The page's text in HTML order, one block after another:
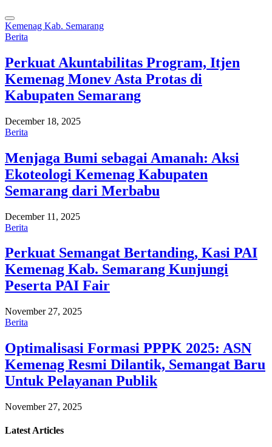
Kemenag Kab. Semarang
Berita
Perkuat Akuntabilitas Program, Itjen
Kemenag Monev Asta Protas di
Kabupaten Semarang
December 18, 2025
Berita
Menjaga Bumi sebagai Amanah: Aksi
Ekoteologi Kemenag Kabupaten
Semarang dari Merbabu
December 11, 2025
Berita
Perkuat Semangat Bertanding, Kasi PAI
Kemenag Kab. Semarang Kunjungi
Peserta PAI Fair
November 27, 2025
Berita
Optimalisasi Formasi PPPK 2025: ASN
Kemenag Resmi Dilantik, Semangat Baru
Untuk Pelayanan Publik
November 27, 2025
Latest Articles